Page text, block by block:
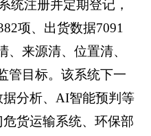
统注册并定期登记，
项、出货数据7091
来源清、位置清、
管目标。该系统下一
分析、AI智能预判等
货运输系统、环保部